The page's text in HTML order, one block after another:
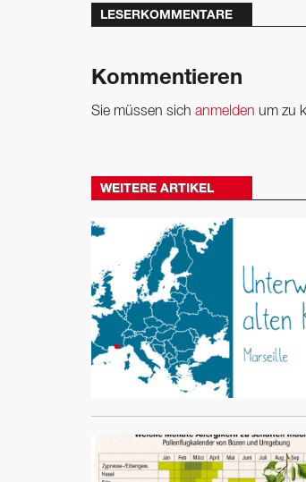
LESERKOMMENTARE
Kommentieren
Sie müssen sich anmelden um zu
WEITERE ARTIKEL